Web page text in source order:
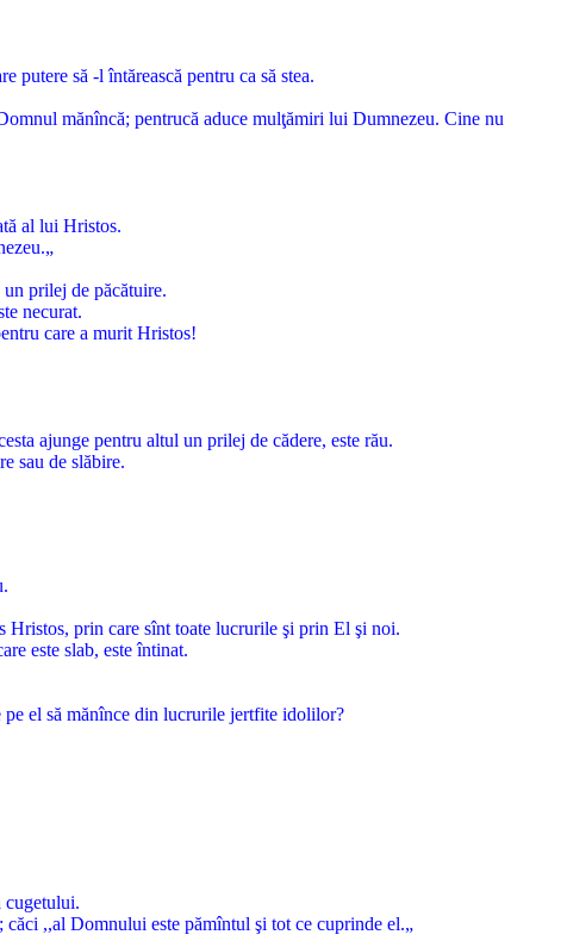
putere să -l întărească pentru ca să stea.
mănîncă; pentrucă aduce mulţămiri lui Dumnezeu. Cine nu
al lui Hristos.
prilej de păcătuire.
necurat.
care a murit Hristos!
ajunge pentru altul un prilej de cădere, este rău.
sau de slăbire.
Hristos, prin care sînt toate lucrurile şi prin El şi noi.
este slab, este întinat.
pe el să mănînce din lucrurile jertfite idolilor?
cugetului.
,,al Domnului este pămîntul şi tot ce cuprinde el.„